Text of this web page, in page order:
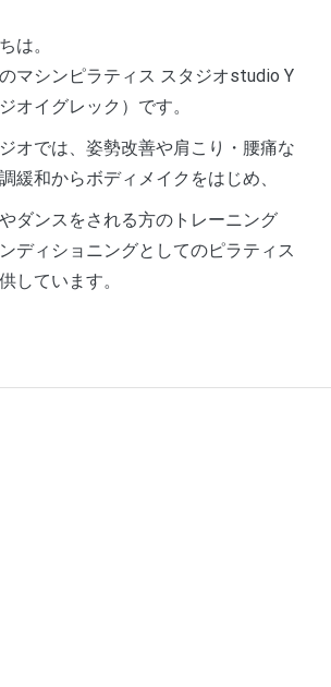
は。
マシンピラティス スタジオstudio Y
ジオイグレック）です。
オでは、姿勢改善や肩こり・腰痛な
緩和からボディメイクをはじめ、
ダンスをされる方のトレーニング
ディショニングとしてのピラティス
しています。